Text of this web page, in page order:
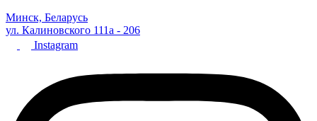
Минск, Беларусь
ул. Калиновского 111а - 206
Instagram